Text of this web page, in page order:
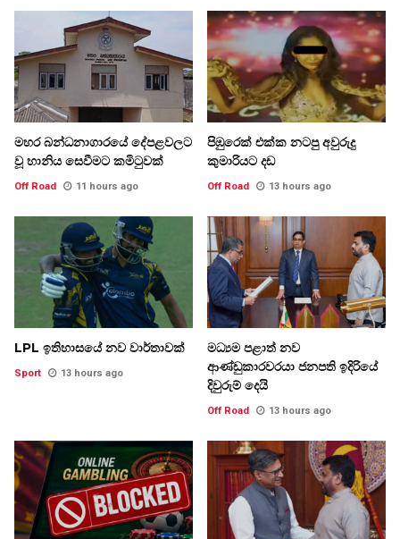
මහර බන්ධනාගාරයේ දේපළවලට
වූ හානිය සෙවීමට කමිටුවක්
Off Road 11 hours ago
පිඹුරෙක් එක්ක නටපු අවුරුදු
කුමාරියට දඩ
Off Road 13 hours ago
LPL ඉතිහාසයේ නව වාර්තාවක්
Sport 13 hours ago
මධ්‍යම පළාත් නව
ආණ්ඩුකාරවරයා ජනපති ඉදිරියේ
දිවුරුම් දෙයි
Off Road 13 hours ago